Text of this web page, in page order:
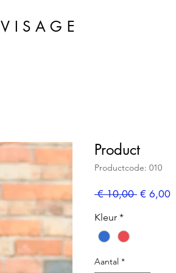
VISAGE
Product
Productcode: 010
€ 10,00 Normale
€ 6,00
Kleur *
Aantal *